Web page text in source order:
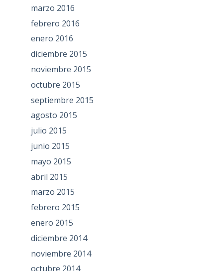
marzo 2016
febrero 2016
enero 2016
diciembre 2015
noviembre 2015
octubre 2015
septiembre 2015
agosto 2015
julio 2015
junio 2015
mayo 2015
abril 2015
marzo 2015
febrero 2015
enero 2015
diciembre 2014
noviembre 2014
octubre 2014